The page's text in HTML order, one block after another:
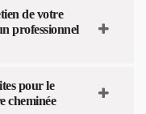
de votre
professionnel
pour le
cheminée